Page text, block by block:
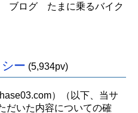
ブログ たまに乗るバイク
ー (5,934pv)
）（以下、当サ
だいた内容についての確